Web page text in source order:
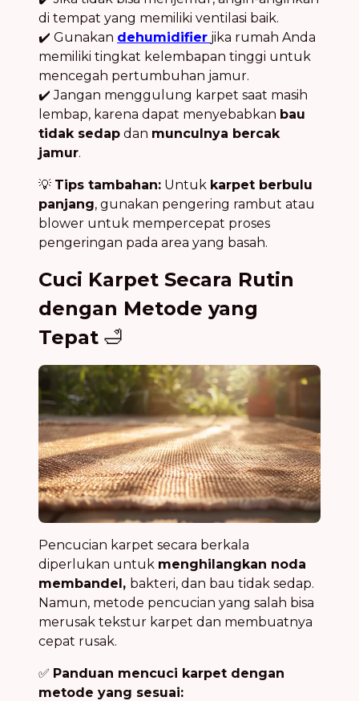
di tempat yang memiliki ventilasi baik.
✔️ Gunakan dehumidifier jika rumah Anda
memiliki tingkat kelembapan tinggi untuk
mencegah pertumbuhan jamur.
✔️ Jangan menggulung karpet saat masih
lembap, karena dapat menyebabkan bau
tidak sedap dan munculnya bercak
jamur.
💡 Tips tambahan: Untuk karpet berbulu
panjang, gunakan pengering rambut atau
blower untuk mempercepat proses
pengeringan pada area yang basah.
Cuci Karpet Secara Rutin
dengan Metode yang
Tepat 🛁
Pencucian karpet secara berkala
diperlukan untuk menghilangkan noda
membandel, bakteri, dan bau tidak sedap.
Namun, metode pencucian yang salah bisa
merusak tekstur karpet dan membuatnya
cepat rusak.
✅ Panduan mencuci karpet dengan
metode yang sesuai: